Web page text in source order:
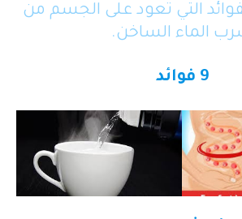
التي تعود على الجسم من
الماء الساخن.
9 فوائد